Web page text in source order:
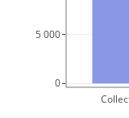
     0
5 000